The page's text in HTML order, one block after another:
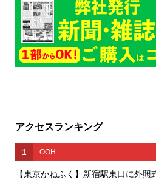
アクセスランキング
1 OOH
【東京かねふく】新宿駅東口に外照